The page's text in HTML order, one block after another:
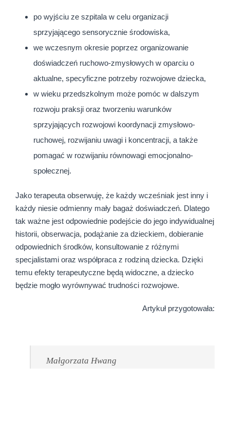
po wyjściu ze szpitala w celu organizacji
sprzyjającego sensorycznie środowiska,
we wczesnym okresie poprzez organizowanie
doświadczeń ruchowo-zmysłowych w oparciu o
aktualne, specyficzne potrzeby rozwojowe dziecka,
w wieku przedszkolnym może pomóc w dalszym
rozwoju praksji oraz tworzeniu warunków
sprzyjających rozwojowi koordynacji zmysłowo-
ruchowej, rozwijaniu uwagi i koncentracji, a także
pomagać w rozwijaniu równowagi emocjonalno-
społecznej.
Jako terapeuta obserwuję, że każdy wcześniak jest inny i
każdy niesie odmienny mały bagaż doświadczeń. Dlatego
tak ważne jest odpowiednie podejście do jego indywidualnej
historii, obserwacja, podążanie za dzieckiem, dobieranie
odpowiednich środków, konsultowanie z różnymi
specjalistami oraz współpraca z rodziną dziecka. Dzięki
temu efekty terapeutyczne będą widoczne, a dziecko
będzie mogło wyrównywać trudności rozwojowe.
Artykuł przygotowała:
Małgorzata Hwang